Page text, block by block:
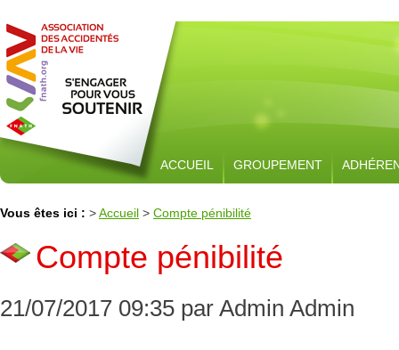
ACCUEIL GROUPEMENT
Vous êtes ici : >Accueil > Compte pénibilité
Compte pénibilité
21/07/2017 09:35 par Admin Admin